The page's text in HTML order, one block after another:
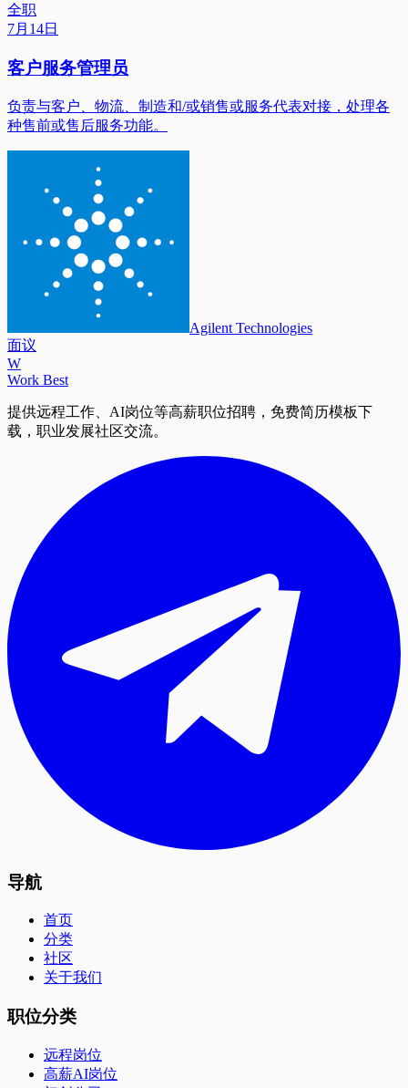
全职
7月14日
客户服务管理员
负责与客户、物流、制造和/或销售或服务代表对接，处理各
种售前或售后服务功能。
Agilent Technologies
面议
W
Work Best
提供远程工作、AI岗位等高薪职位招聘，免费简历模板下
载，职业发展社区交流。
导航
首页
分类
社区
关于我们
职位分类
远程岗位
高薪AI岗位